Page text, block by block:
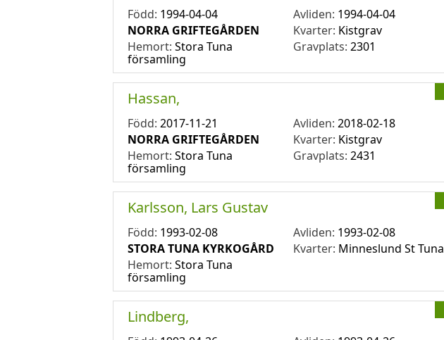
Född: 1994-04-04 Avliden: 1994-04-04
NORRA GRIFTEGÅRDEN
Kvarter: Kistgrav
Hemort: Stora Tuna
församling
Gravplats:2301
Hassan,
Född: 2017-11-21 Avliden:2018-02-18
NORRA GRIFTEGÅRDEN
Kvarter: Kistgrav
Hemort: Stora Tuna
församling
Gravplats:2431
Karlsson, Lars Gustav
Född: 1993-02-08 Avliden: 1993-02-08
STORA TUNA KYRKOGÅRD
Kvarter: Minneslund St Tuna
Hemort: Stora Tuna
församling
Lindberg,